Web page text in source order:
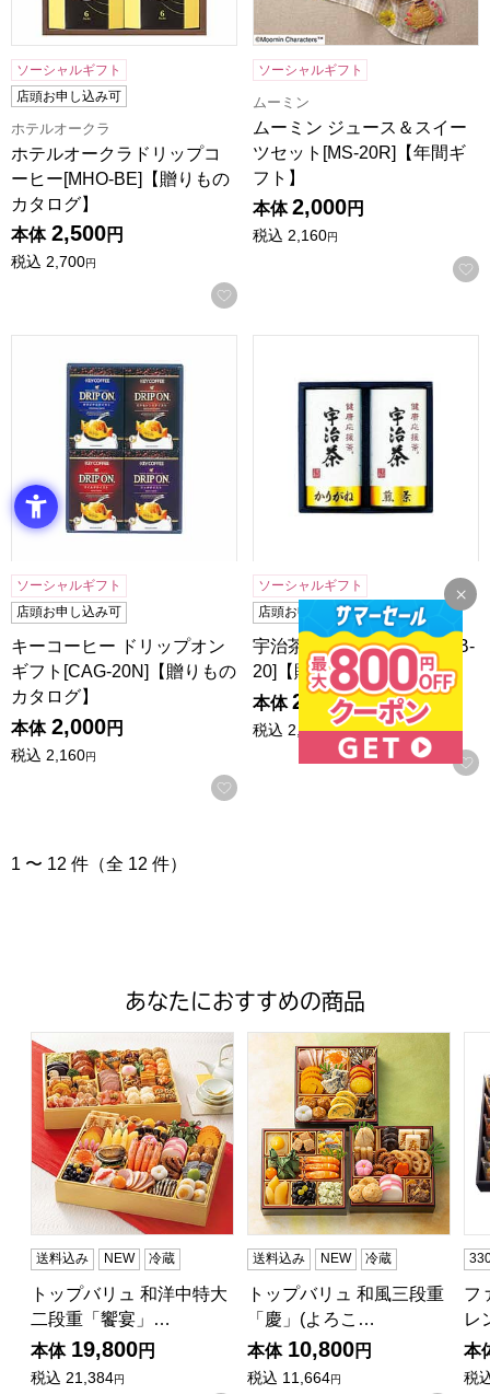
ソーシャルギフト
店頭お申し込み可
ホテルオークラ
ホテルオークラドリップコ
ーヒー[MHO-BE]【贈りもの
カタログ】
本体 2,500円
税込 2,700円
お気に入りに登録する
ソーシャルギフト
ムーミン
ムーミン ジュース＆スイー
ツセット[MS-20R]【年間ギ
フト】
本体 2,000円
税込 2,160円
ソーシャルギフト
店頭お申し込み可
キーコーヒー ドリップオン
ギフト[CAG-20N]【贈りもの
カタログ】
本体 2,000円
税込 2,160円
お気に入りに登録する
ソーシャルギフト
店頭お申し込み可
宇治茶「健康応援茶」[KOB-
20]【贈りものカタログ】
本体 2,000円
税込 2,160円
1 〜 12 件（全 12 件）
あなたにおすすめの商品
トップバリュ 和洋中特大二段重「饗宴」(きょうえん)【4
送料込み NEW 冷蔵
トップバリュ 和洋中特大
二段重「饗宴」…
本体 19,800円
税込 21,384円
トップバリュ 和風三段重「
送料込み NEW 冷蔵
トップバリュ 和風三段重
「慶」(よろこ…
本体 10,800円
税込 11,664円
フ
レ
本
税